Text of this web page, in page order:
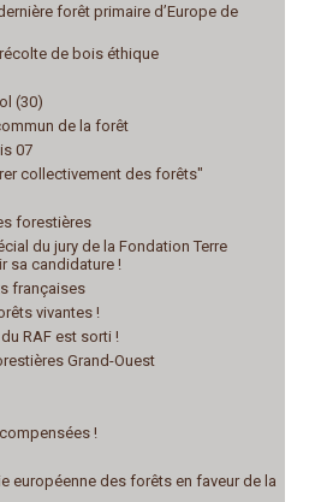
forêt primaire d’Europe de
de bois éthique
(30)
de la forêt
07
collectivement des forêts"
forestières
du jury de la Fondation Terre
sa candidature !
françaises
vivantes !
RAF est sorti !
Grand-Ouest
!
européenne des forêts en faveur de la